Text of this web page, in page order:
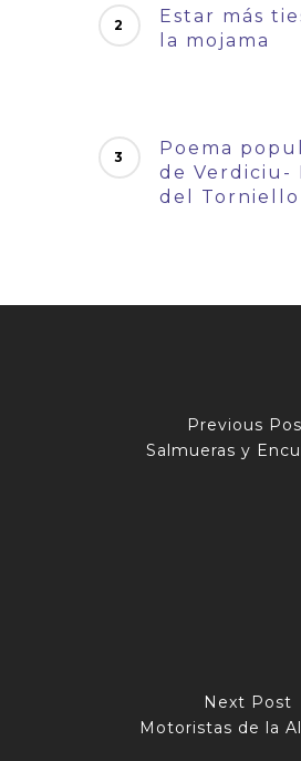
Estar más
la mojama
Poema
de Verdiciu-
del Torniello
Previous
Salmueras y
Next Post
Motoristas de la